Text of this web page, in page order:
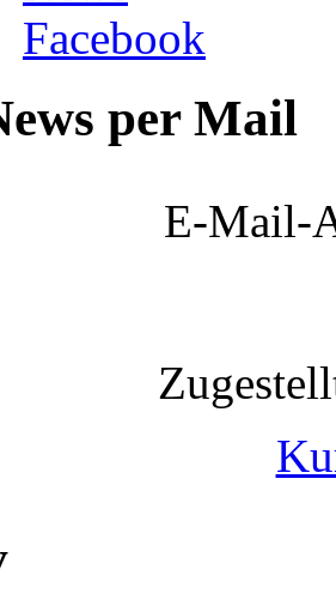
per Mail
E-Mail-